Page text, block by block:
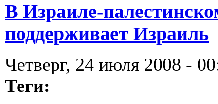
В Израиле-
поддерживает Израиль
Четверг, 24 июля 2008 -
Теги: